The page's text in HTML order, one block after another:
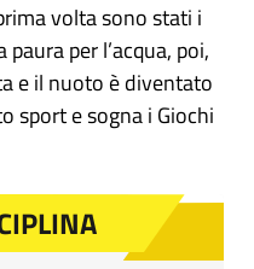
volta sono stati i
per l’acqua, poi,
e il nuoto è diventato
sport e sogna i Giochi